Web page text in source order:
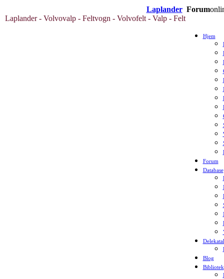
Laplander Forum
Laplander - Volvovalp - Feltvogn - Volvofelt - Valp - Felt
Hjem
Forum
Database
Blog
Bibliotek